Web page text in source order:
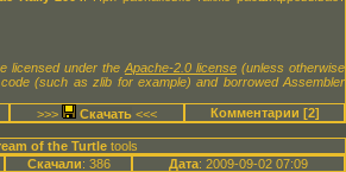
licensed under the Apache-2.0 license(unless otherwise
(such as zlib for example) and borrowed Assembler
>>> <<< Комментарии [2]
of the Turtletools
Скачали: 386 Дата: 2009-09-02 07:09